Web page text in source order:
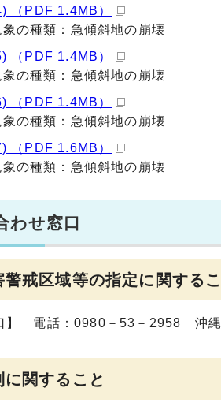
（PDF 1.4MB）
象の種類：急傾斜地の崩壊
（PDF 1.4MB）
象の種類：急傾斜地の崩壊
（PDF 1.4MB）
象の種類：急傾斜地の崩壊
（PDF 1.6MB）
象の種類：急傾斜地の崩壊
わせ窓口
警戒区域等の指定に関する
口】 電話：0980－53－2958 沖
関すること